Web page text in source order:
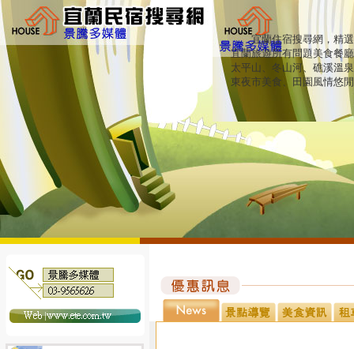
宜蘭住宿搜尋網，精選
宜蘭旅遊所有問題美食餐
太平山、冬山河、礁溪溫
東夜市美食、田園風情悠